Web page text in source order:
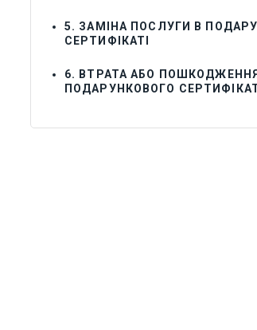
5. ЗАМІНА ПОСЛУГИ В
СЕРТИФІКАТІ
6. ВТРАТА АБО ПОШКОДЖЕННЯ
ПОДАРУНКОВОГО